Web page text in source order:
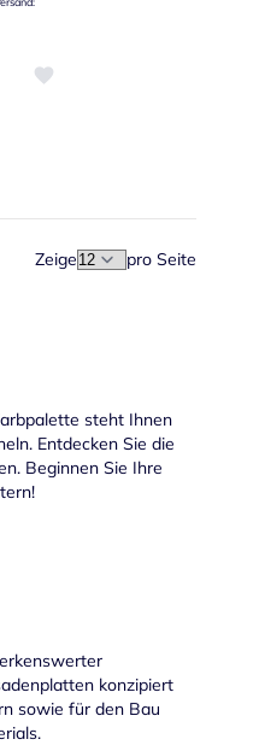
Zur Wunschliste hinzufügen
Zeige pro Seite
steht Ihnen
Entdecken Sie die
Beginnen Sie Ihre
konzipiert
sowie für den Bau